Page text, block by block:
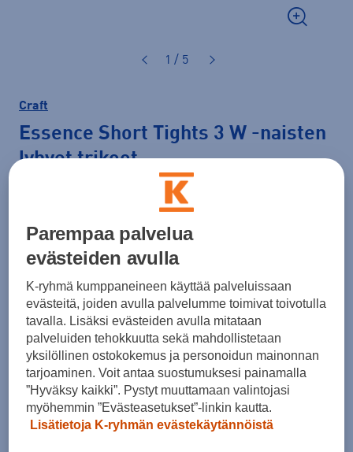
1 / 5
Craft
Essence Short Tights 3 W -naisten
lyhyet trikoot
Väri Musta
Koko
XS S M L XL XXL
Kokotaulukko
Lisää ostoskoriin
Parempaa palvelua
evästeiden avulla
K-ryhmä kumppaneineen käyttää palveluissaan
evästeitä, joiden avulla palvelumme toimivat toivotulla
tavalla. Lisäksi evästeiden avulla mitataan
palveluiden tehokkuutta sekä mahdollistetaan
yksilöllinen ostokokemus ja personoidun mainonnan
tarjoaminen. Voit antaa suostumuksesi painamalla
”Hyväksy kaikki”. Pystyt muuttamaan valintojasi
myöhemmin ”Evästeasetukset”-linkin kautta.
Lisätietoja K-ryhmän evästekäytännöistä